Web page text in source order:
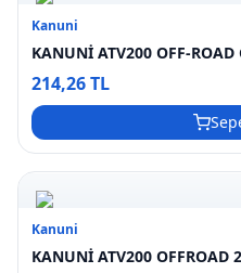
Kanuni
KANUNİ ATV200 OFF-ROAD
214,26 TL
Kanuni
KANUNİ ATV200 OFFROAD